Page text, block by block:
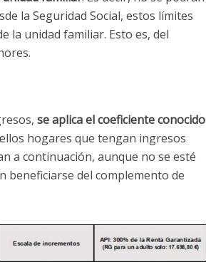
la Seguridad Social, estos límites
la unidad familiar. Esto es, del
se aplica el coeficiente conocido
hogares que tengan ingresos
a continuación, aunque no se esté
beneficiarse del complemento de